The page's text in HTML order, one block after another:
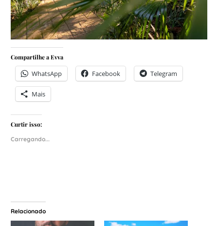
Compartilhe a Evva
WhatsApp Facebook Telegram
Mais
Curtir isso:
Carregando...
Relacionado